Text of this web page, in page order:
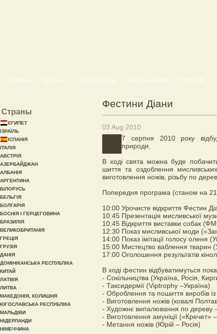
Головна Про нас Пошук тура Пошук нічлігів Топ 100
Фестини Діани
03 Aug 2010
7 серпня 2010 року
природи.
В ході свята можна буде
шиття та оздоблення
виготовлення ножів, різьбу по
Попередня програма (станом на
10:00 Урочисте відкриття Фестин
10:45 Презентація мисливської
10:45 Відкриття виставки собак
12:30 Показ мисливської моди
14:00 Показ імітації голосу оленя
15:00 Мистецтво ваблення тварин
17:00 Оголошення результатів
В ході фестин відбуватимуться
- Сокільництва (Україна, Росія,
- Таксидермії (Viptrophy –Україна)
- Оброблення та пошиття виробів
- Виготовлення ножів (ковалі
- Художнє випалювання по дереву –
- Виготовлення амуніції («Кречет»
- Метання ножів (Юрій – Росія)
Страны
ЄГИПЕТ
ІЗРАЇЛЬ
ІСПАНІЯ
ІТАЛІЯ
АВСТРІЯ
АЗЕРБАЙДЖАН
АЛБАНІЯ
АРГЕНТИНА
БІЛОРУСЬ
БЕЛЬГІЯ
БОЛГАРІЯ
БОСНІЯ І ГЕРЦЕГОВИНА
БРАЗИЛІЯ
ВЕЛИКОБРИТАНІЯ
ГРЕЦІЯ
ГРУЗІЯ
ДАНІЯ
ДОМІНІКАНСЬКА РЕСПУБЛІКА
КИТАЙ
ЛАТВІЯ
ЛИТВА
МАКЕДОНІЯ, КОЛИШНЯ
ЮГОСЛАВСЬКА РЕСПУБЛІКА
МАЛЬДІВИ
НІДЕРЛАНДИ
НІМЕЧЧИНА